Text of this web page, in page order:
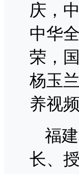
庆，
中华
荣，
杨玉
养视
福
长、